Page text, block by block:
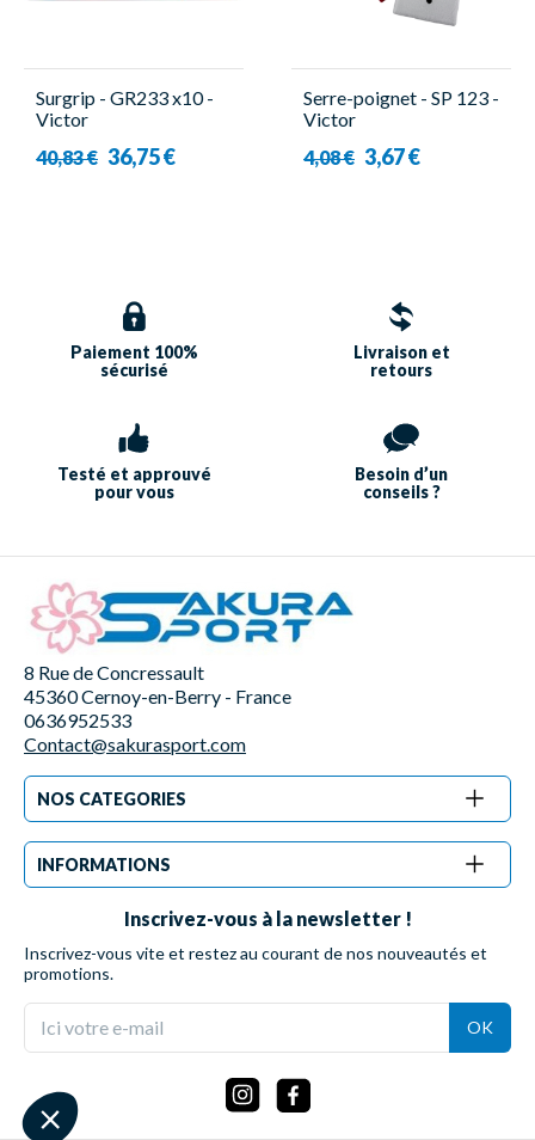
Surgrip - GR233 x10 -
Victor
40,83 € 36,75 €
Serre-poignet - SP 123 -
Victor
4,08 € 3,67 €
Paiement 100%
sécurisé
Livraison et
retours
Testé et approuvé
pour vous
Besoin d’un
conseils ?
8 Rue de Concressault
45360 Cernoy-en-Berry - France
0636952533
Contact@sakurasport.com
NOS CATEGORIES
INFORMATIONS
Inscrivez-vous à la newsletter !
Inscrivez-vous vite et restez au courant de nos nouveautés et
promotions.